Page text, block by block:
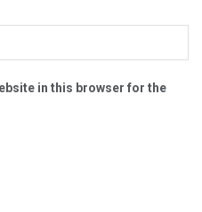
in this browser for the